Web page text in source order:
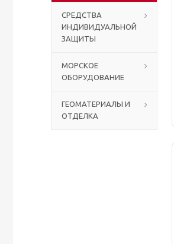
СРЕДСТВА
ИНДИВИДУАЛЬНОЙ
ЗАЩИТЫ
МОРСКОЕ
ОБОРУДОВАНИЕ
ГЕОМАТЕРИАЛЫ И
ОТДЕЛКА
Столы с лавками
Биометрические терминалы
Аккумуляторы аккумуляторные батареи